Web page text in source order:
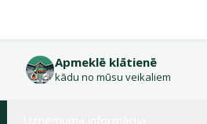
Apmeklē klātienē
kādu no mūsu veikaliem